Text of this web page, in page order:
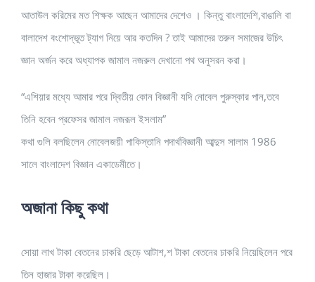
আতাউল করিমের মত শিক্ষক আছেন আমাদের দেশেও । কিন্তু বাংলাদেশি,বাঙালি বা
বালাদেশ বংশোদ্ভূত ট্যাগ নিয়ে আর কতদিন ? তাই আমাদের তরুন সমাজের উচিৎ
জ্ঞান অর্জন করে অধ্যাপক জামাল নজরুল দেখানো পথ অনুসরন করা।
“এশিয়ার মধ্যে আমার পরে দ্বিতীয় কোন বিজ্ঞানী যদি নোবেল পুরুস্কার পান,তবে
তিনি হবেন প্রফেসর জামাল নজরূল ইসলাম”
কথা গুলি বলছিলেন নোবেলজয়ী পাকিস্তানি পদার্থবিজ্ঞানী আব্দুস সালাম 1986
সালে বাংলাদেশ বিজ্ঞান একাডেমীতে।
অজানা কিছু কথা
সোয়া লাখ টাকা বেতনের চাকরি ছেড়ে আটাশ,শ টাকা বেতনের চাকরি নিয়েছিলেন পরে
তিন হাজার টাকা করেছিল।